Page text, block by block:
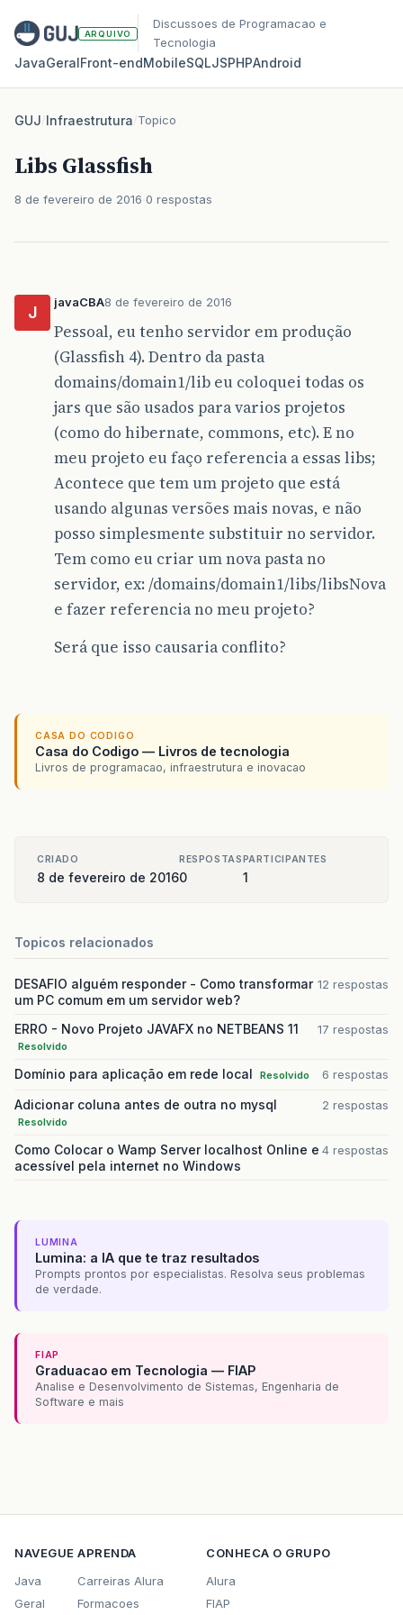
ARQUIVO
Discussoes de Programacao e
Tecnologia
JavaGeralFront‑endMobileSQLJSPHPAndroid
GUJ/Infraestrutura/Topico
Libs Glassfish
8 de fevereiro de 2016 0 respostas
J
javaCBA8 de fevereiro de 2016
Pessoal, eu tenho servidor em produção
(Glassfish 4). Dentro da pasta
domains/domain1/lib eu coloquei todas os
jars que são usados para varios projetos
(como do hibernate, commons, etc). E no
meu projeto eu faço referencia a essas libs;
Acontece que tem um projeto que está
usando algunas versões mais novas, e não
posso simplesmente substituir no servidor.
Tem como eu criar um nova pasta no
servidor, ex: /domains/domain1/libs/libsNova
e fazer referencia no meu projeto?
Será que isso causaria conflito?
CASA DO CODIGO
Casa do Codigo — Livros de tecnologia
Livros de programacao, infraestrutura e inovacao
CRIADO
8 de fevereiro de 2016
RESPOSTAS
0
PARTICIPANTES
1
Topicos relacionados
DESAFIO alguém responder - Como transformar
um PC comum em um servidor web?
12 respostas
ERRO - Novo Projeto JAVAFX no NETBEANS 11
Resolvido
17 respostas
Domínio para aplicação em rede local Resolvido 6 respostas
Adicionar coluna antes de outra no mysql
Resolvido
2 respostas
Como Colocar o Wamp Server localhost Online e
acessível pela internet no Windows
4 respostas
LUMINA
Lumina: a IA que te traz resultados
Prompts prontos por especialistas. Resolva seus problemas
de verdade.
FIAP
Graduacao em Tecnologia — FIAP
Analise e Desenvolvimento de Sistemas, Engenharia de
Software e mais
NAVEGUE
Java
Geral
APRENDA
Carreiras Alura
Formacoes
CONHECA O GRUPO
Alura
FIAP